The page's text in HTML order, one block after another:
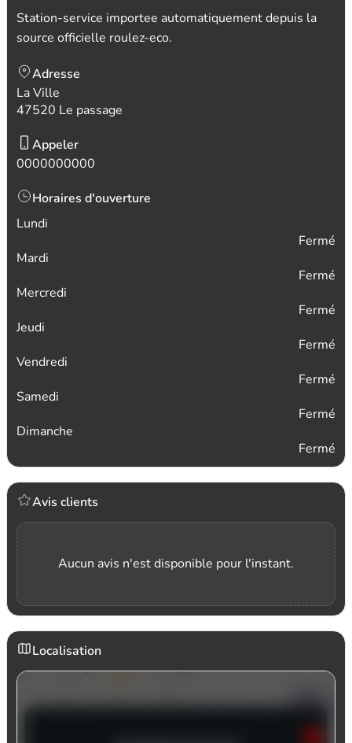
Station-service importee automatiquement depuis la
source officielle roulez-eco.
Adresse
La Ville
47520 Le passage
Appeler
0000000000
Horaires d'ouverture
Lundi
Fermé
Mardi
Fermé
Mercredi
Fermé
Jeudi
Fermé
Vendredi
Fermé
Samedi
Fermé
Dimanche
Fermé
Avis clients
Aucun avis n'est disponible pour l'instant.
Localisation